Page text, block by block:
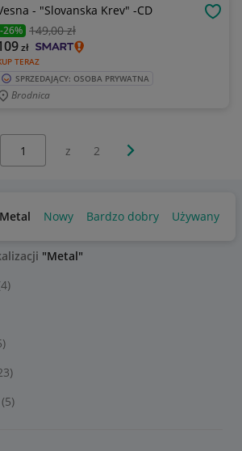
Vesna - "Slovanska Krev" -CD
-26% 149,00 zł
TERAZ
zł
SPRZEDAJĄCY: OSOBA PRYWATNA
Brodnica
z 2 Następna strona
Nowy Bardzo dobry Używany
"Metal"
(5)